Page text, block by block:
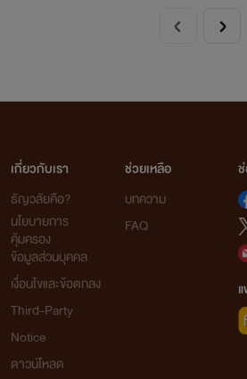
เกี่ยวกับเรา
ธัญวลัยคือ?
นโยบายการ
คุ้มครอง
ข้อมูลส่วนบุคคล
เงื่อนไขและข้อตกลง
Third-Party
Notice
ดาวน์โหลด
ช่วยเหลือ
บทความ
FAQ